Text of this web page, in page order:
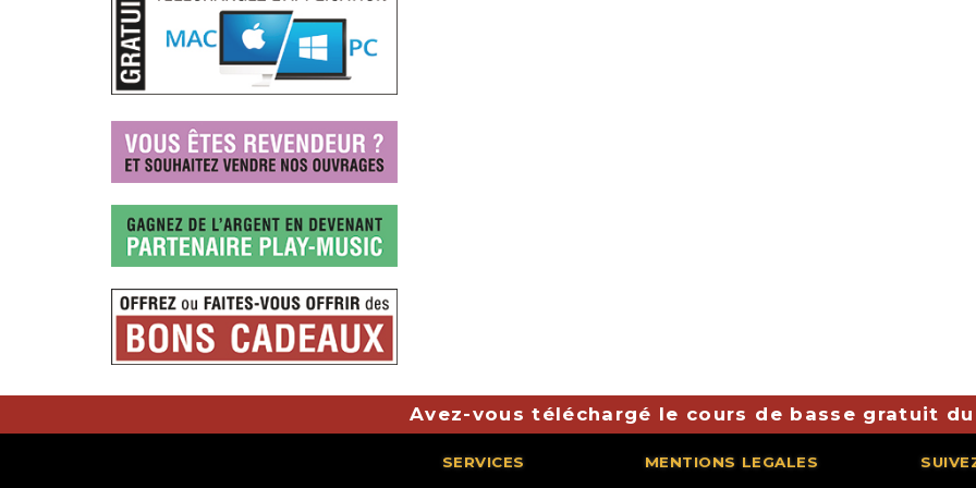
Avez-vous téléchargé le cours de basse gratuit
SERVICES MENTIONS LEGALES